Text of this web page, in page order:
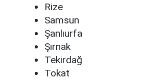
Rize
Samsun
Şanlıurfa
Şırnak
Tekirdağ
Tokat